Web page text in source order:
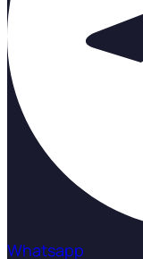
Whatsapp